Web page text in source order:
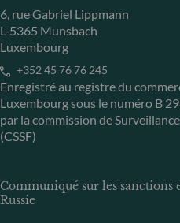
6, rue Gabriel Lippmann
L-5365 Munsbach
Luxembourg
+352 45 76 76 245
Enregistré au registre du
Luxembourg sous le numéro B
par la commission de
(CSSF)
Communiqué sur les sanctions
Russie